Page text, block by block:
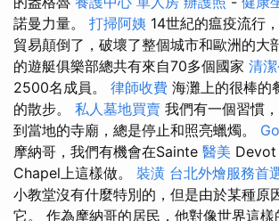
諾曼力量。 打掃阿姨 14世紀的瘟疫流行
貿易顛倒了，破壞了整個城市和歐洲的大
的遊艇俱樂部總共有來自70多個國家 清
2500名成員。 律師收費 海灘上的很棒的
的散步。 私人墓地買賣 我們有一個習慣
到當地的寺廟，總是停止和照亮蠟燭。
摩納哥，我們有機會在Sainte 醫美 Devot
Chapel上這樣做。 裝潢 台北外燴服務首
小教堂沒有什麼特別的，但是由於某種原
它。 作為摩納哥的居民，他對像世界這樣